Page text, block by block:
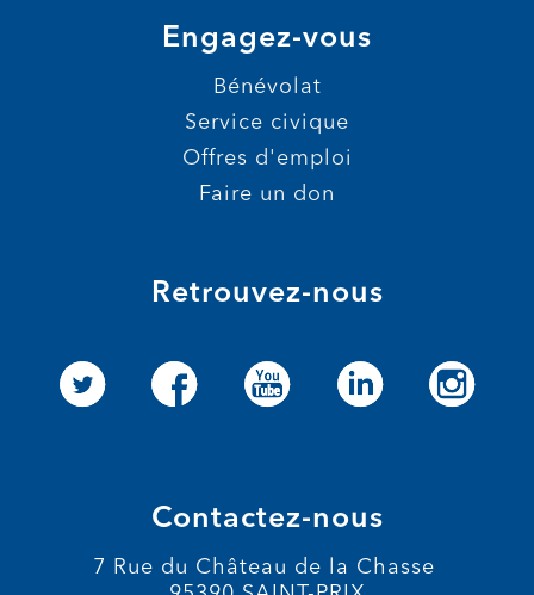
Engagez-vous
Bénévolat
Service civique
Offres d'emploi
Faire un don
Retrouvez-nous
Contactez-nous
7 Rue du Château de la Chasse